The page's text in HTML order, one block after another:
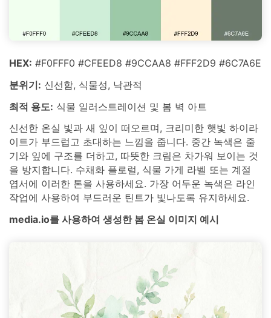
HEX: #F0FFF0 #CFEED8 #9CCAA8 #FFF2D9 #6C7A6E
분위기: 신선함, 식물성, 낙관적
최적 용도: 식물 일러스트레이션 및 봄 벽 아트
신선한 온실 빛과 새 잎이 떠오르며, 크리미한 햇빛 하이라
이트가 부드럽고 초대하는 느낌을 줍니다. 중간 녹색은 줄
기와 잎에 구조를 더하고, 따뜻한 크림은 차가워 보이는 것
을 방지합니다. 수채화 플로럴, 식물 가게 라벨 또는 계절
엽서에 이러한 톤을 사용하세요. 가장 어두운 녹색은 라인
작업에 사용하여 부드러운 틴트가 빛나도록 유지하세요.
media.io를 사용하여 생성한 봄 온실 이미지 예시